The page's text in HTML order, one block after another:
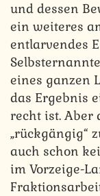
und dessen
ein weiteres
entlarvendes
eines ganzen
das Ergebnis
recht ist. Aber
„rückgängig“
auch schon
im Vorzeige-